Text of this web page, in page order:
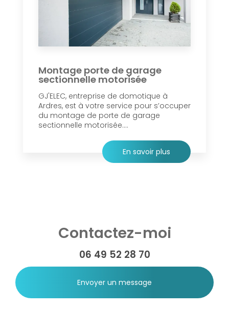
Montage porte de garage
sectionnelle motorisée
GJ'ELEC, entreprise de domotique à
Ardres, est à votre service pour s’occuper
du montage de porte de garage
sectionnelle motorisée....
En savoir plus
Contactez-moi
06 49 52 28 70
Envoyer un message